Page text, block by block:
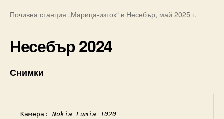
Почивна станция „Марица-изток“ в Несебър, май 2025 г.
Несебър 2024
Снимки
Камера: Nokia Lumia 1020